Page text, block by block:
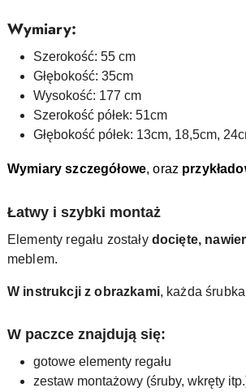
Wymiary:
Szerokość: 55 cm
Głębokość: 35cm
Wysokość: 177 cm
Szerokość półek: 51cm
Głębokość półek: 13cm, 18,5cm,
Wymiary szczegółowe, oraz
Łatwy i szybki montaż
Elementy regału zostały docięte,
meblem.
W instrukcji z obrazkami, każda
W paczce znajdują się:
gotowe elementy regału
zestaw montażowy (śruby, wkręty